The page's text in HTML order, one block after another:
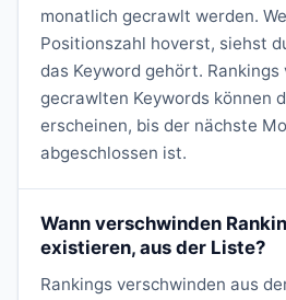
monatlich gecrawlt werden.
Positionszahl hoverst, siehst
das Keyword gehört. Rankings
gecrawlten Keywords können
erscheinen, bis der nächste
abgeschlossen ist.
Wann verschwinden
existieren, aus der Liste?
Rankings verschwinden aus